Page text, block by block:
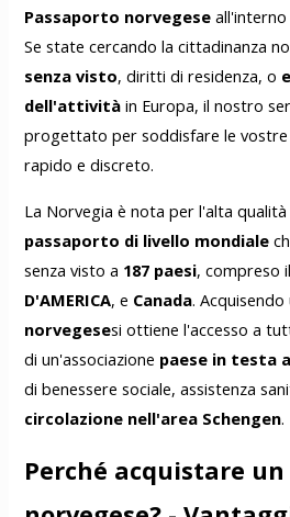
Passaporto norvegese all'interno
Se state cercando la cittadinanza
senza visto, diritti di residenza, o
dell'attività in Europa, il nostro
progettato per soddisfare le vostre
rapido e discreto.
La Norvegia è nota per l'alta
passaporto di livello mondiale
senza visto a 187 paesi, compreso il
D'AMERICA, e Canada. Acquisendo
norvegesesi ottiene l'accesso a
di un'associazione paese in testa
di benessere sociale, assistenza
circolazione nell'area Schengen.
Perché acquistare